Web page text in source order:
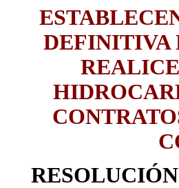
DEFINITIVA